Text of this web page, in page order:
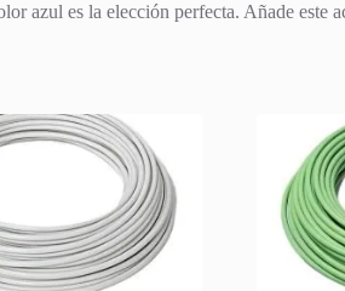
azul es la elección perfecta. Añade este